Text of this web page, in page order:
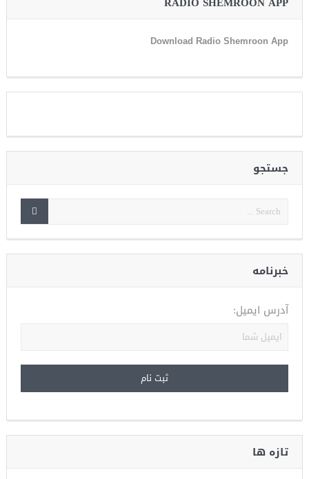
Download Radio Shemroon App
جستجو
خبرنامه
آدرس ایمیل:
تازه ها